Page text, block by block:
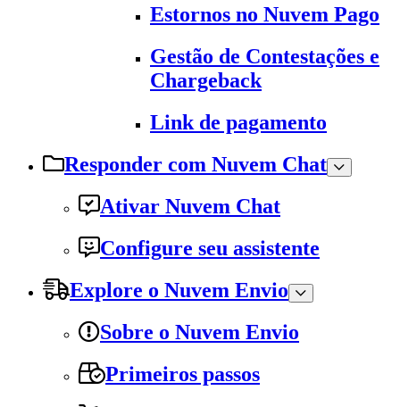
Estornos no Nuvem Pago
Gestão de Contestações e
Chargeback
Link de pagamento
Responder com Nuvem Chat
Ativar Nuvem Chat
Configure seu assistente
Explore o Nuvem Envio
Sobre o Nuvem Envio
Primeiros passos